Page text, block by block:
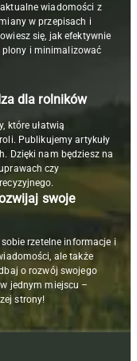
wiadomości z
w przepisach i
się, jak efektywnie
i minimalizować
dla rolników
które ułatwią
Publikujemy artykuły
Dzięki nam będziesz na
czy
swoje
sobie rzetelne informacje i
ale także
o rozwój swojego
jednym miejscu –
strony!